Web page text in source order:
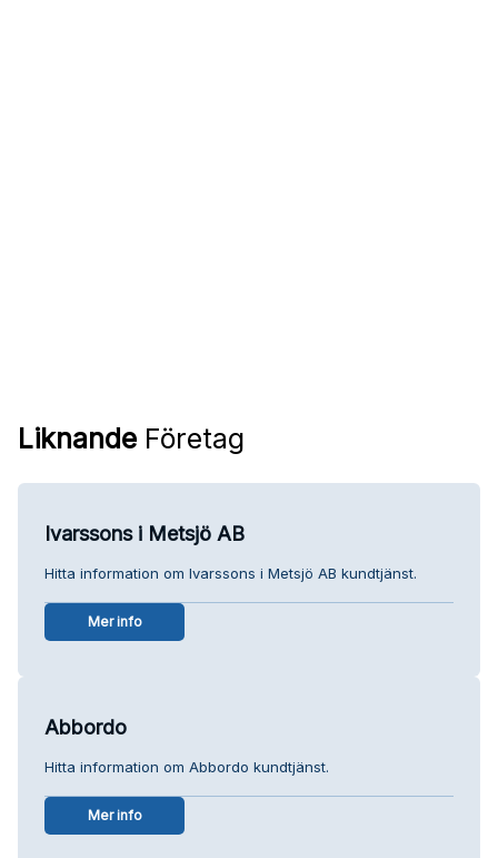
Liknande Företag
Ivarssons i Metsjö AB
Hitta information om Ivarssons i Metsjö AB kundtjänst.
Mer info
Abbordo
Hitta information om Abbordo kundtjänst.
Mer info